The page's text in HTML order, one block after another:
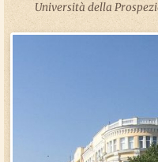
Università della